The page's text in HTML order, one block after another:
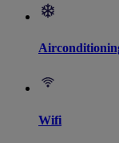
Wifi